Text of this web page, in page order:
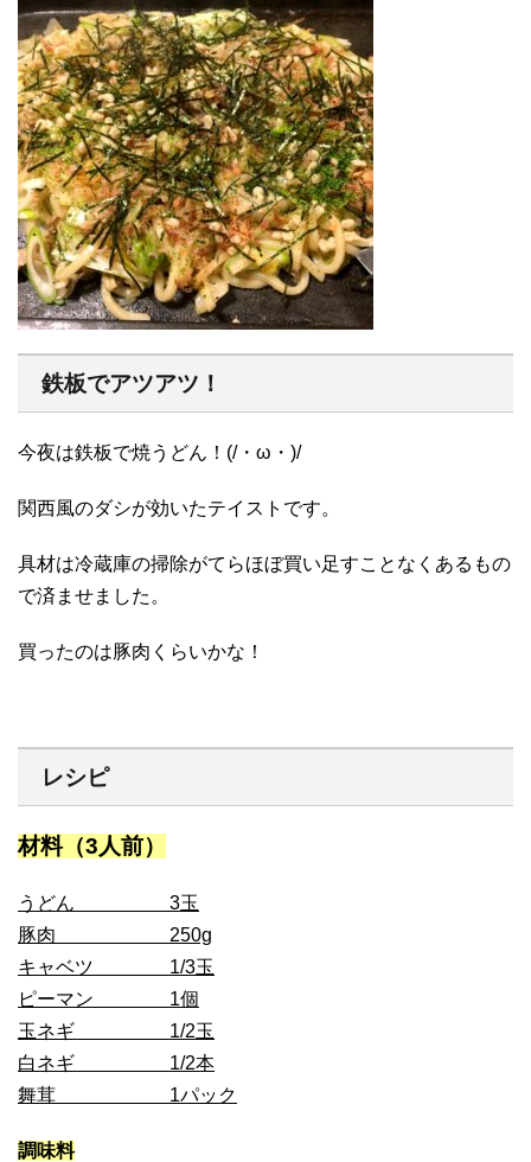
鉄板でアツアツ！
今夜は鉄板で焼うどん！(/・ω・)/
関西風のダシが効いたテイストです。
具材は冷蔵庫の掃除がてらほぼ買い足すことなくあるもの
で済ませました。
買ったのは豚肉くらいかな！
レシピ
材料（3人前）
うどん 3玉
豚肉 250g
キャベツ 1/3玉
ピーマン 1個
玉ネギ 1/2玉
白ネギ 1/2本
舞茸 1パック
調味料